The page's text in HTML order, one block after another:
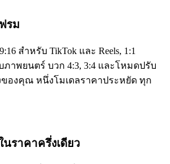
รม
สำหรับ TikTok และ Reels, 1:1
ภาพยนตร์ บวก 4:3, 3:4 และโหมดปรับ
องคุณ หนึ่งโมเดลราคาประหยัด ทุก
ราคาครึ่งเดียว